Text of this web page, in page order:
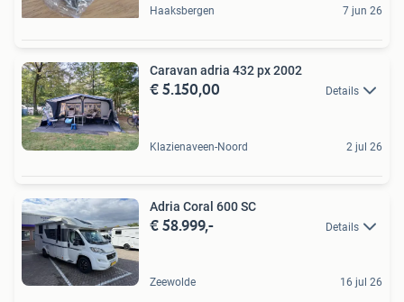
Haaksbergen 7 jun 26
Caravan adria 432 px 2002
€ 5.150,00 Details
Klazienaveen-Noord 2 jul 26
Adria Coral 600 SC
€ 58.999,- Details
Zeewolde 16 jul 26